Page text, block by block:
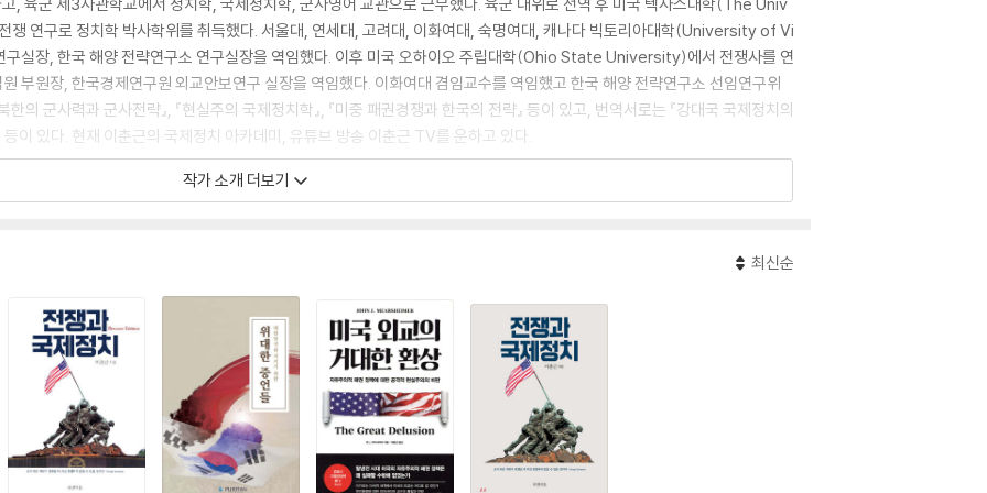
연구로 정치학 박사학위를 취득했다. 서울대, 연세대, 고려대, 이화여대, 숙명여대, 캐나다 빅토리아대학(University of Vi
실장, 한국 해양 전략연구소 연구실장을 역임했다. 이후 미국 오하이오 주립대학(Ohio State University)에서 전쟁사를 연
부원장, 한국경제연구원 외교안보연구 실장을 역임했다. 이화여대 겸임교수를 역임했고 한국 해양 전략연구소 선임연구위
한의 군사력과 군사전략』, 『현실주의 국제정치학』, 『미중 패권경쟁과 한국의 전략』 등이 있고, 번역서로는 『강대국 국제정치의
등이 있다. 현재 이춘근의 국제정치 아카데미, 유튜브 방송 이춘근 TV를 운하고 있다.
작가 소개 더보기
최신순